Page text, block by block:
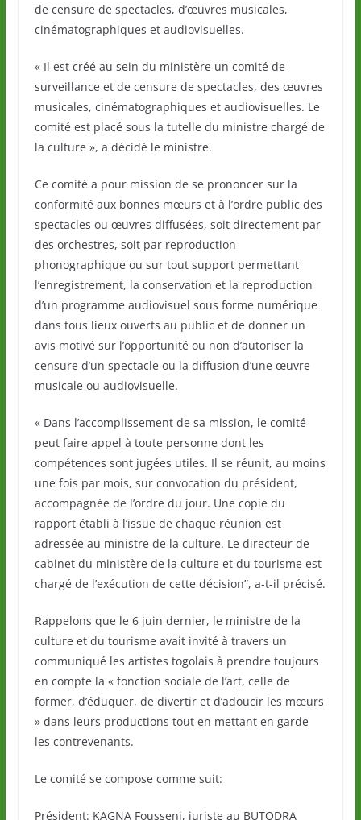
de censure de spectacles, d’œuvres musicales,
cinématographiques et audiovisuelles.
« Il est créé au sein du ministère un comité de
surveillance et de censure de spectacles, des œuvres
musicales, cinématographiques et audiovisuelles. Le
comité est placé sous la tutelle du ministre chargé de
la culture », a décidé le ministre.
Ce comité a pour mission de se prononcer sur la
conformité aux bonnes mœurs et à l’ordre public des
spectacles ou œuvres diffusées, soit directement par
des orchestres, soit par reproduction
phonographique ou sur tout support permettant
l’enregistrement, la conservation et la reproduction
d’un programme audiovisuel sous forme numérique
dans tous lieux ouverts au public et de donner un
avis motivé sur l’opportunité ou non d’autoriser la
censure d’un spectacle ou la diffusion d’une œuvre
musicale ou audiovisuelle.
« Dans l’accomplissement de sa mission, le comité
peut faire appel à toute personne dont les
compétences sont jugées utiles. Il se réunit, au moins
une fois par mois, sur convocation du président,
accompagnée de l’ordre du jour. Une copie du
rapport établi à l’issue de chaque réunion est
adressée au ministre de la culture. Le directeur de
cabinet du ministère de la culture et du tourisme est
chargé de l’exécution de cette décision”, a-t-il précisé.
Rappelons que le 6 juin dernier, le ministre de la
culture et du tourisme avait invité à travers un
communiqué les artistes togolais à prendre toujours
en compte la « fonction sociale de l’art, celle de
former, d’éduquer, de divertir et d’adoucir les mœurs
» dans leurs productions tout en mettant en garde
les contrevenants.
Le comité se compose comme suit:
Président: KAGNA Fousseni, juriste au BUTODRA